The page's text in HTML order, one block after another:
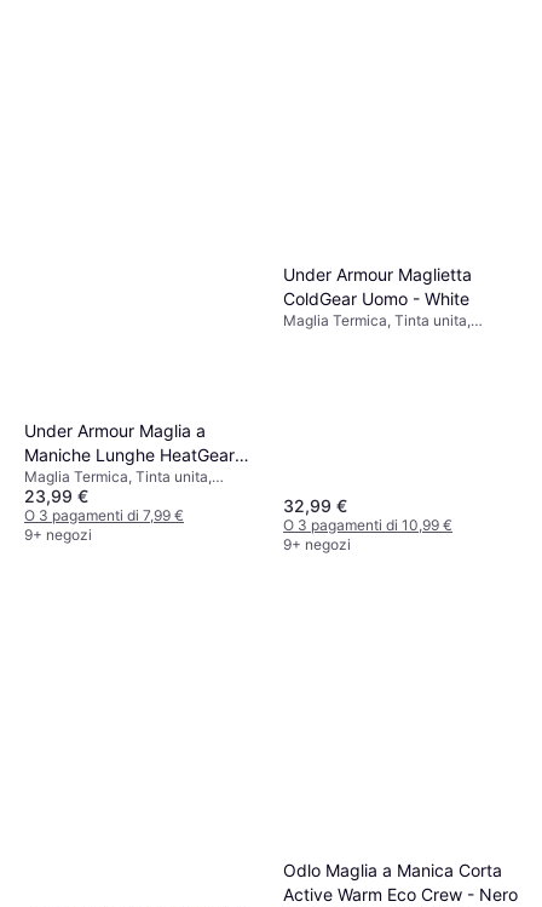
Under Armour Maglia a
Maniche Lunghe HeatGear
Castlerock - Grigio
Maglia Termica, Tinta unita,
Materiale: Cotone,
Elastane/Lycra/Spandex,
Poliammide, Poliestere, Elastico,
23,99 €
O 3 pagamenti di 7,99 €
9+ negozi
Under Armour Maglietta
ColdGear Uomo - White
Maglia Termica, Tinta unita,
32,99 €
O 3 pagamenti di 10,99 €
9+ negozi
Odlo Maglia a Manica Corta
Active Warm Eco Crew - Nero